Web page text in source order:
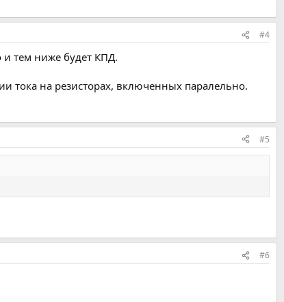
#4
и тем ниже будет КПД.
тока на резисторах, включенных паралельно.
#5
#6